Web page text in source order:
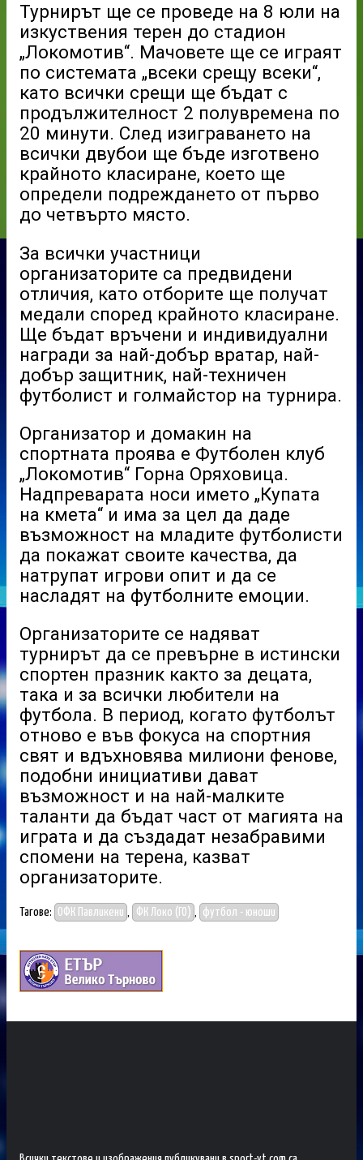
Турнирът ще се проведе на 8 юли на
изкуствения терен до стадион
„Локомотив“. Мачовете ще се играят
по системата „всеки срещу всеки“,
като всички срещи ще бъдат с
продължителност 2 полувремена по
20 минути. След изиграването на
всички двубои ще бъде изготвено
крайното класиране, което ще
определи подреждането от първо
до четвърто място.
За всички участници
организаторите са предвидени
отличия, като отборите ще получат
медали според крайното класиране.
Ще бъдат връчени и индивидуални
награди за най-добър вратар, най-
добър защитник, най-техничен
футболист и голмайстор на турнира.
Организатор и домакин на
спортната проява е Футболен клуб
„Локомотив“ Горна Оряховица.
Надпреварата носи името „Купата
на кмета“ и има за цел да даде
възможност на младите футболисти
да покажат своите качества, да
натрупат игрови опит и да се
насладят на футболните емоции.
Организаторите се надяват
турнирът да се превърне в истински
спортен празник както за децата,
така и за всички любители на
футбола. В период, когато футболът
отново е във фокуса на спортния
свят и вдъхновява милиони фенове,
подобни инициативи дават
възможност и на най-малките
таланти да бъдат част от магията на
играта и да създадат незабравими
спомени на терена, казват
организаторите.
Тагове: ОФК Павликени ФК Локо (ГО) футбол - юноши